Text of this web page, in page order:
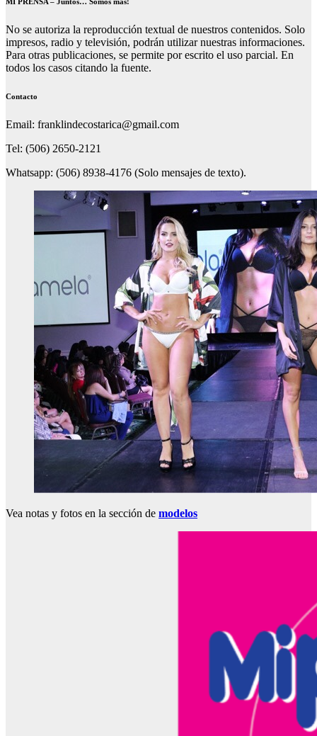
No se autoriza la reproducción textual de nuestros contenidos. Solo
impresos, radio y televisión, podrán utilizar nuestras informaciones.
Para otras publicaciones, se permite por escrito el uso parcial. En
todos los casos citando la fuente.
Contacto
Email: franklindecostarica@gmail.com
Tel: (506) 2650-2121
Whatsapp: (506) 8938-4176 (Solo mensajes de texto).
Vea notas y fotos en la sección de modelos